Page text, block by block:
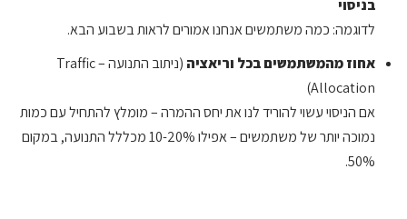
בניסוי
לדוגמה: כמה משתמשים אנחנו אמורים לראות בשבוע הבא.
אחוז מהמשתמשים בכל וריאציה
(ניתוב התנועה – Traffic
Allocation)
אם הניסוי עשוי להוריד לנו את יחס ההמרה – מומלץ להתחיל עם כמות
נמוכה יותר של משתמשים – אפילו 10-20% מכללל התנועה, במקום
50%.